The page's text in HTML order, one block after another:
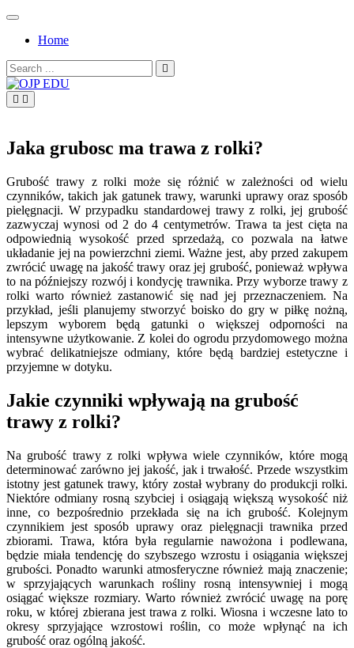
Skip
contentHome
Search
for:
Jaka grubosc ma trawa z rolki?
Grubość trawy z rolki może się różnić w zależności od wielu
czynników, takich jak gatunek trawy, warunki uprawy oraz sposób
pielęgnacji. W przypadku standardowej trawy z rolki, jej grubość
zazwyczaj wynosi od 2 do 4 centymetrów. Trawa ta jest cięta na
odpowiednią wysokość przed sprzedażą, co pozwala na łatwe
układanie jej na powierzchni ziemi. Ważne jest, aby przed zakupem
zwrócić uwagę na jakość trawy oraz jej grubość, ponieważ wpływa
to na późniejszy rozwój i kondycję trawnika. Przy wyborze trawy z
rolki warto również zastanowić się nad jej przeznaczeniem. Na
przykład, jeśli planujemy stworzyć boisko do gry w piłkę nożną,
lepszym wyborem będą gatunki o większej odporności na
intensywne użytkowanie. Z kolei do ogrodu przydomowego można
wybrać delikatniejsze odmiany, które będą bardziej estetyczne i
przyjemne w dotyku.
Jakie czynniki wpływają na grubość
trawy z rolki?
Na grubość trawy z rolki wpływa wiele czynników, które mogą
determinować zarówno jej jakość, jak i trwałość. Przede wszystkim
istotny jest gatunek trawy, który został wybrany do produkcji rolki.
Niektóre odmiany rosną szybciej i osiągają większą wysokość niż
inne, co bezpośrednio przekłada się na ich grubość. Kolejnym
czynnikiem jest sposób uprawy oraz pielęgnacji trawnika przed
zbiorami. Trawa, która była regularnie nawożona i podlewana,
będzie miała tendencję do szybszego wzrostu i osiągania większej
grubości. Ponadto warunki atmosferyczne również mają znaczenie;
w sprzyjających warunkach rośliny rosną intensywniej i mogą
osiągać większe rozmiary. Warto również zwrócić uwagę na porę
roku, w której zbierana jest trawa z rolki. Wiosna i wczesne lato to
okresy sprzyjające wzrostowi roślin, co może wpłynąć na ich
grubość oraz ogólną jakość.